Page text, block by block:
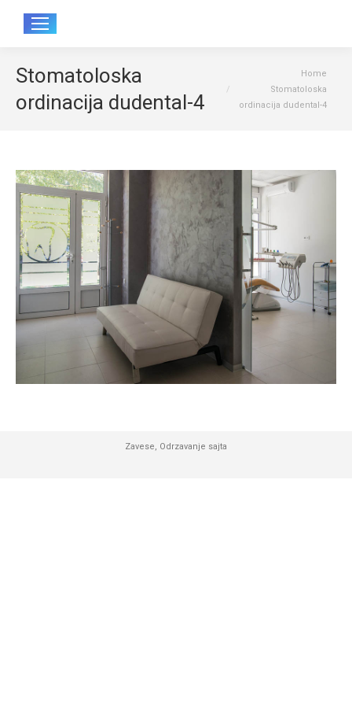
Stomatoloska
ordinacija dudental-4
Home
Stomatoloska
ordinacija dudental-4
Zavese, Odrzavanje sajta